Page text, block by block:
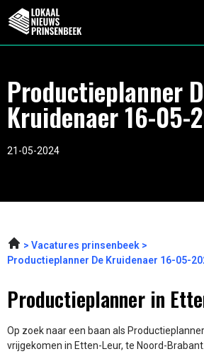
Productieplanner
Kruidenaer 16-05-
21-05-2024
Vacatures prinsenbeek
Productieplanner De Kruidenaer 16-05-
Productieplanner in
Op zoek naar een baan als
vrijgekomen in Etten-Leur, te Noord-